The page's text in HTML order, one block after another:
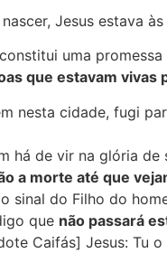
Jesus estava
constitui uma
que estavam vivas
nesta cidade, fugi
há de vir na glória
a morte até que
do Filho do
que não passará
Caifás] Jesus: Tu